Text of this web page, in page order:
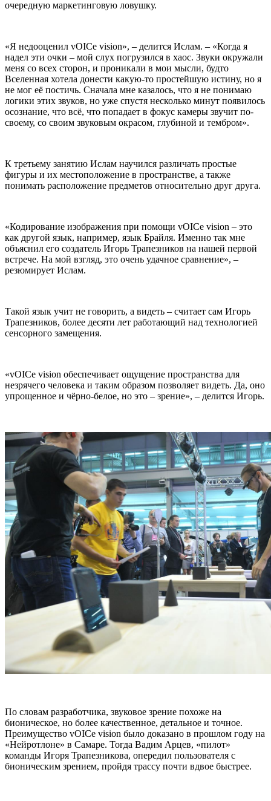
очередную маркетинговую ловушку.
«Я недооценил vOICe vision», – делится Ислам. – «Когда я
надел эти очки – мой слух погрузился в хаос. Звуки окружали
меня со всех сторон, и проникали в мои мысли, будто
Вселенная хотела донести какую-то простейшую истину, но я
не мог её постичь. Сначала мне казалось, что я не понимаю
логики этих звуков, но уже спустя несколько минут появилось
осознание, что всё, что попадает в фокус камеры звучит по-
своему, со своим звуковым окрасом, глубиной и тембром».
К третьему занятию Ислам научился различать простые
фигуры и их местоположение в пространстве, а также
понимать расположение предметов относительно друг друга.
«Кодирование изображения при помощи vOICe vision – это
как другой язык, например, язык Брайля. Именно так мне
объяснил его создатель Игорь Трапезников на нашей первой
встрече. На мой взгляд, это очень удачное сравнение», –
резюмирует Ислам.
Такой язык учит не говорить, а видеть – считает сам Игорь
Трапезников, более десяти лет работающий над технологией
сенсорного замещения.
«vOICe vision обеспечивает ощущение пространства для
незрячего человека и таким образом позволяет видеть. Да, оно
упрощенное и чёрно-белое, но это – зрение», – делится Игорь.
По словам разработчика, звуковое зрение похоже на
бионическое, но более качественное, детальное и точное.
Преимущество vOICe vision было доказано в прошлом году на
«Нейротлоне» в Самаре. Тогда Вадим Арцев, «пилот»
команды Игоря Трапезникова, опередил пользователя с
бионическим зрением, пройдя трассу почти вдвое быстрее.